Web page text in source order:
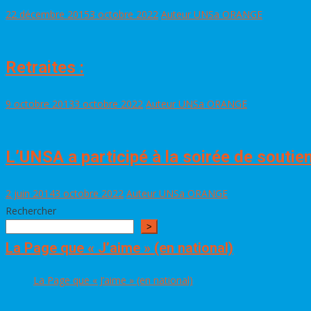
22 décembre 20153 octobre 2022 Auteur UNSa ORANGE
Retraites :
9 octobre 20133 octobre 2022 Auteur UNSa ORANGE
L’UNSA a participé à la soirée de
2 juin 20143 octobre 2022 Auteur UNSa ORANGE
Rechercher
>
La Page que « J’aime » (en national)
La Page que « J’aime » (en national)